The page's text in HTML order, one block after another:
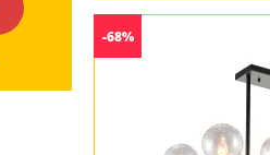
-68%